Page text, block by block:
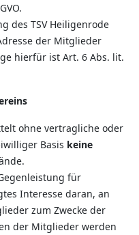
des TSV Heiligenrode
der Mitglieder
hierfür ist Art. 6 Abs. lit.
ohne vertragliche oder
Basis keine
für
Interesse daran, an
zum Zwecke der
der Mitglieder werden